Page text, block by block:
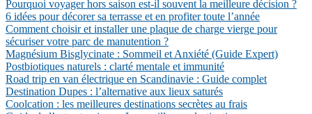
Pourquoi voyager hors saison est-il souvent la meilleure décision ?
6 idées pour décorer sa terrasse et en profiter toute l’année
Comment choisir et installer une plaque de charge vierge pour
sécuriser votre parc de manutention ?
Magnésium Bisglycinate : Sommeil et Anxiété (Guide Expert)
Postbiotiques naturels : clarté mentale et immunité
Road trip en van électrique en Scandinavie : Guide complet
Destination Dupes : l’alternative aux lieux saturés
Coolcation : les meilleures destinations secrètes au frais